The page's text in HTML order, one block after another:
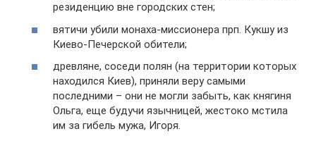
резиденцию вне городских стен;
вятичи убили монаха-миссионера прп. Кукшу из
Киево-Печерской обители;
древляне, соседи полян (на территории которых
находился Киев), приняли веру самыми
последними – они не могли забыть, как княгиня
Ольга, еще будучи язычницей, жестоко мстила
им за гибель мужа, Игоря.